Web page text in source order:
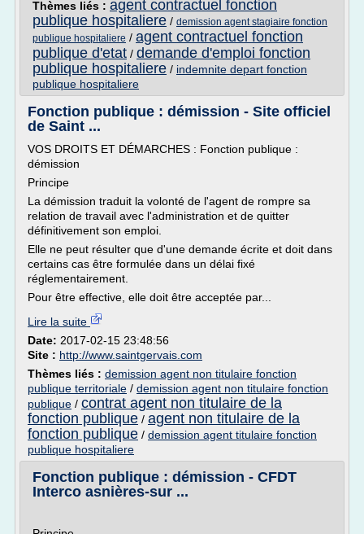
Thèmes liés : agent contractuel fonction
publique hospitaliere / demission agent stagiaire fonction
publique hospitaliere / agent contractuel fonction
publique d'etat / demande d'emploi fonction
publique hospitaliere / indemnite depart fonction
publique hospitaliere
Fonction publique : démission - Site officiel
de Saint ...
VOS DROITS ET DÉMARCHES : Fonction publique :
démission
Principe
La démission traduit la volonté de l'agent de rompre sa
relation de travail avec l'administration et de quitter
définitivement son emploi.
Elle ne peut résulter que d'une demande écrite et doit dans
certains cas être formulée dans un délai fixé
réglementairement.
Pour être effective, elle doit être acceptée par...
Lire la suite
Date: 2017-02-15 23:48:56
Site : http://www.saintgervais.com
Thèmes liés : demission agent non titulaire fonction
publique territoriale / demission agent non titulaire fonction
publique / contrat agent non titulaire de la
fonction publique / agent non titulaire de la
fonction publique / demission agent titulaire fonction
publique hospitaliere
Fonction publique : démission - CFDT
Interco asnières-sur ...